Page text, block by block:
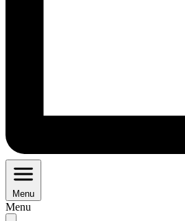
Menu
Menu